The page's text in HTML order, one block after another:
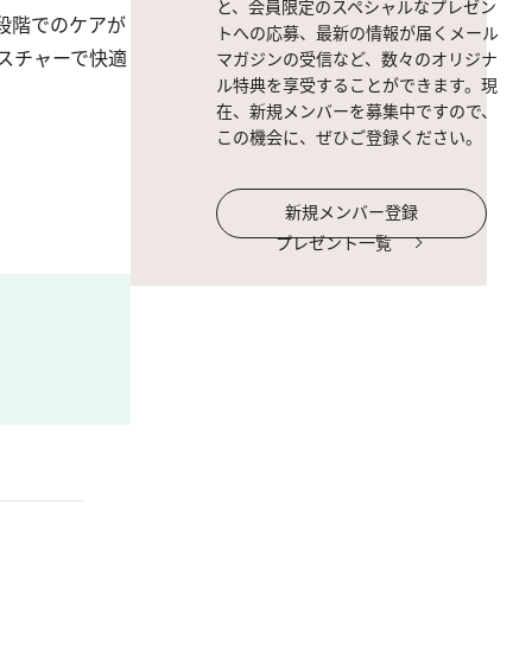
階でのケアが
チャーで快適
と、会員限定のスペシャルなプレゼン
トへの応募、最新の情報が届くメール
マガジンの受信など、数々のオリジナ
ル特典を享受することができます。現
在、新規メンバーを募集中ですので、
この機会に、ぜひご登録ください。
新規メンバー登録
プレゼント一覧